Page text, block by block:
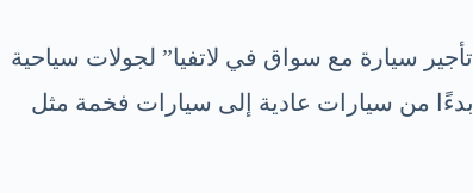
سيارة مع سواق في لاتفيا” لجولات سياحية
من سيارات عادية إلى سيارات فخمة مثل